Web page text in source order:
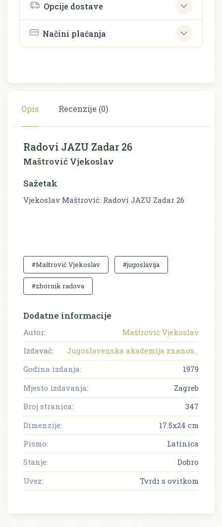
Opcije dostave
Načini plaćanja
Opis Recenzije (0)
Radovi JAZU Zadar 26
Maštrović Vjekoslav
Sažetak
Vjekoslav Maštrović: Radovi JAZU Zadar 26
#Maštrović Vjekoslav #jugoslavija
#zbornik radova
Dodatne informacije
Autor:
Maštrović Vjekoslav
Izdavač:
Jugoslavenska akademija znanos...
Godina izdanja:
1979
Mjesto izdavanja:
Zagreb
Broj stranica:
347
Dimenzije:
17.5x24 cm
Pismo:
Latinica
Stanje:
Dobro
Uvez:
Tvrdi s ovitkom